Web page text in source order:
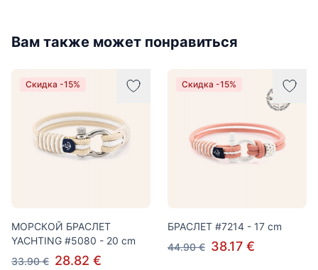
Вам также может понравиться
Скидка -15%
МОРСКОЙ БРАСЛЕТ
YACHTING #5080 - 20 cm
33.90 € 28.82 €
Скидка -15%
БРАСЛЕТ #7214 - 17 cm
44.90 € 38.17 €